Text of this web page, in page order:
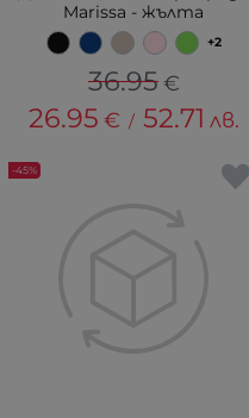
Marissa - жълта
+2
36.95 €
26.95 € / 52.71 лв.
-45%